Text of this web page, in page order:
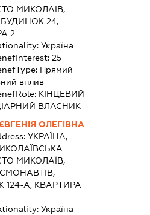
МИКОЛАЇВ,
БУДИНОК 24,
2
Україна
25
Прямий
вплив
КІНЦЕВИЙ
ВЛАСНИК
ОЛЕГІВНА
УКРАЇНА,
МИКОЛАЇВ,
124-А, КВАРТИРА
Україна